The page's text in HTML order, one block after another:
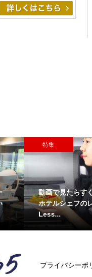
特集
動画で見たらす
ホテルシェフの
Less...
プライバシーポ